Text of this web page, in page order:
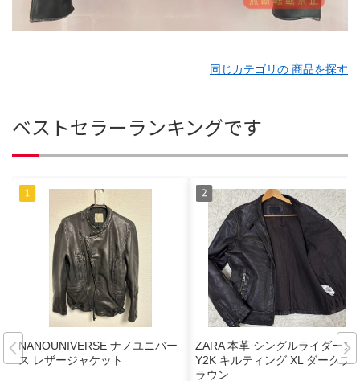
同じカテゴリの 商品を探す
ベストセラーランキングです
NANOUNIVERSE ナノユニバー
ス レザージャケット
ZARA 本革 シングルライダース
Y2K キルティング XL ダークブ
ラウン